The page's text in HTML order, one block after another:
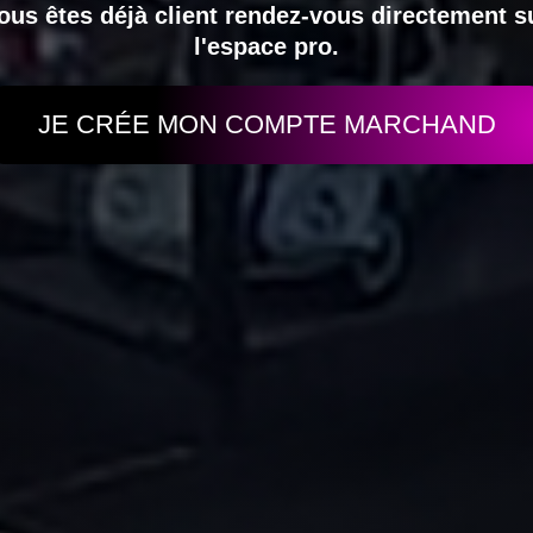
êtes déjà client rendez-vous directement
l'espace pro.
JE CRÉE MON COMPTE MARCHAND